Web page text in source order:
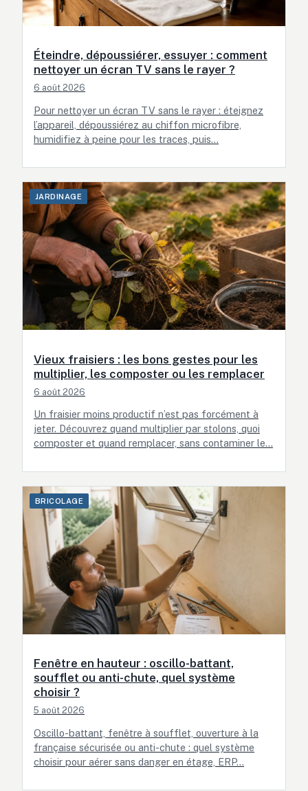
Éteindre, dépoussiérer, essuyer : comment
nettoyer un écran TV sans le rayer ?
6 août 2026
Pour nettoyer un écran TV sans le rayer : éteignez
l’appareil, dépoussiérez au chiffon microfibre,
humidifiez à peine pour les traces, puis…
JARDINAGE
Vieux fraisiers : les bons gestes pour les
multiplier, les composter ou les remplacer
6 août 2026
Un fraisier moins productif n’est pas forcément à
jeter. Découvrez quand multiplier par stolons, quoi
composter et quand remplacer, sans contaminer le…
BRICOLAGE
Fenêtre en hauteur : oscillo-battant,
soufflet ou anti-chute, quel système
choisir ?
5 août 2026
Oscillo-battant, fenêtre à soufflet, ouverture à la
française sécurisée ou anti-chute : quel système
choisir pour aérer sans danger en étage, ERP…